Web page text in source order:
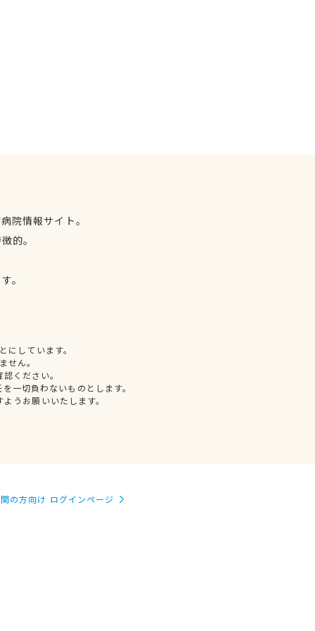
院情報サイト。
的。
。
しています。
せん。
ください。
一切負わないものとします。
うお願いいたします。
の方向け ログインページ